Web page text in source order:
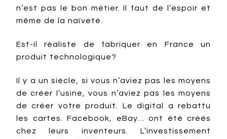
n’est pas le bon métier. Il faut de l’espoir et
même de la naïveté.
Est-il réaliste de fabriquer en France un
produit technologique?
Il y a un siècle, si vous n’aviez pas les moyens
de créer l’usine, vous n’aviez pas les moyens
de créer votre produit. Le digital a rebattu
les cartes. Facebook, eBay… ont été créés
chez leurs inventeurs. L’investissement